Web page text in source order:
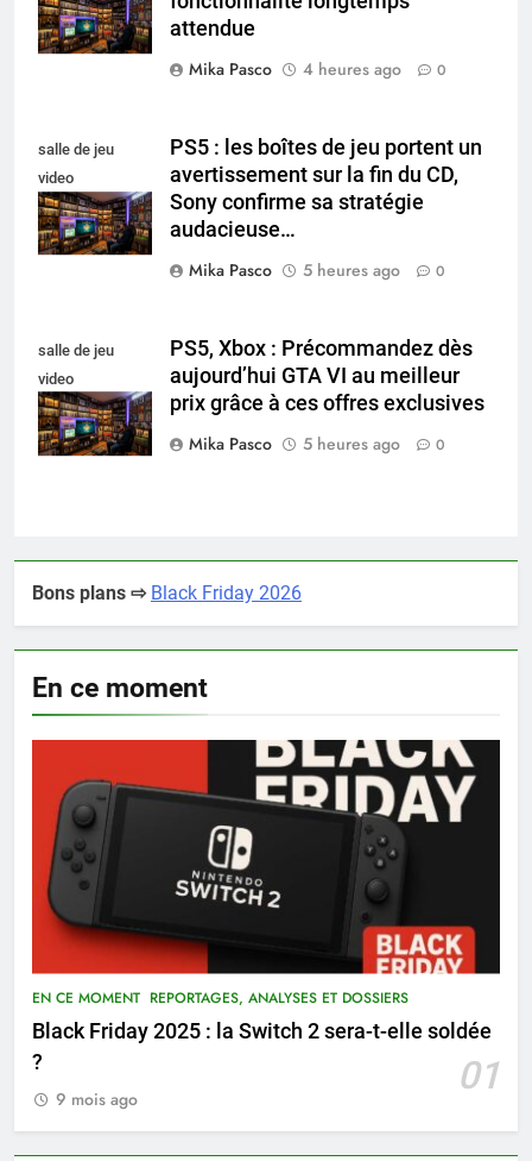
collectionneur
attendue
Mika Pasco
4 heures ago 0
salle de jeu
video
collectionneur
PS5 : les boîtes de jeu portent un
avertissement sur la fin du CD,
Sony confirme sa stratégie
audacieuse…
Mika Pasco
5 heures ago 0
salle de jeu
video
collectionneur
PS5, Xbox : Précommandez dès
aujourd’hui GTA VI au meilleur
prix grâce à ces offres exclusives
Mika Pasco
5 heures ago 0
Bons plans ⇨ Black Friday 2026
En ce moment
EN CE MOMENT REPORTAGES, ANALYSES ET DOSSIERS
Black Friday 2025 : la Switch 2 sera-t-elle soldée
?
01
9 mois ago